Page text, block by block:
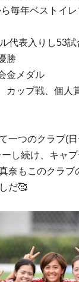
毎年ベストイ
代表入りし53試
勝
金メダル
カップ戦、個人
一つのクラブ(
し続け、キャプ
奈もこのクラブ
だ🥰